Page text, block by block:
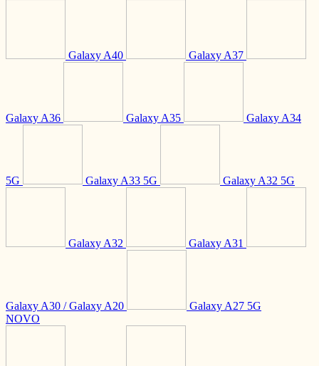
Galaxy A40 Galaxy A37
Galaxy A36 Galaxy A35 Galaxy A34
5G Galaxy A33 5G Galaxy A32 5G
Galaxy A32 Galaxy A31
Galaxy A30 / Galaxy A20
Galaxy A27 5G
NOVO